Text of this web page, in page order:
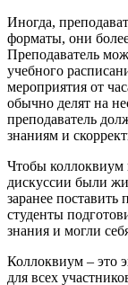
Иногда,
форматы, они
Преподаватель
учебного
мероприятия от
обычно делят на
преподаватель
знаниям и
Чтобы коллоквиум
дискуссии были
заранее
студенты
знания и могли
Коллоквиум – это
для всех